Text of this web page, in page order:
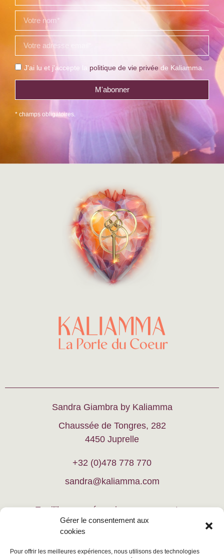
Gérer le consentement aux
cookies
Pour offrir les meilleures expériences, nous utilisons des technologies
J'ai lu et j'accepte la politique de vie privée de Kaliamma.
M'abonner
* champs obligatoires.
Sandra Giambra by Kaliamma
Chaussée de Tongres, 282
4450 Juprelle
+32 (0)478 778 770
sandra@kaliamma.com
Equilibrer vos énergies, vous recentrer
Vous relaxer, vous guider